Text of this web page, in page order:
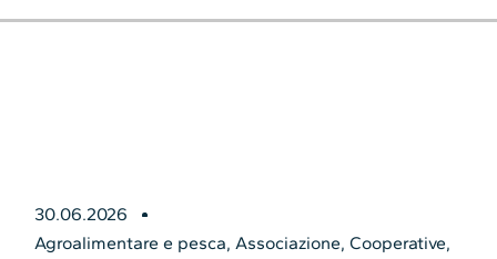
30.06.2026
Agroalimentare e pesca,Associazione,Cooperative,